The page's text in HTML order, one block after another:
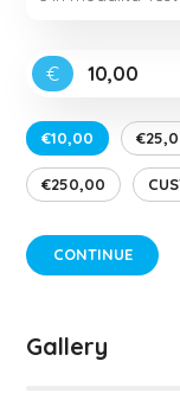
€
€10,00
€250,00
CONTINUE
Gallery